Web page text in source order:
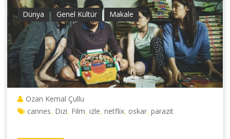
Dünya Genel Kültür Makale
Ozan Kemal Çullu
cannes Dizi Film ,izle ,netflix oskar ,parazit